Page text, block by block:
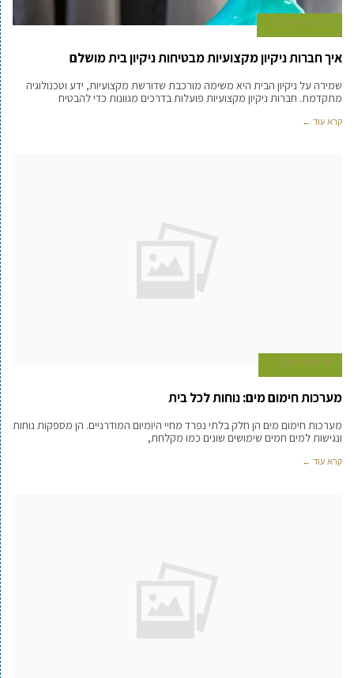
20 ביולי 2024
איך חברות ניקיון מקצועיות מבטיחות ניקיון בית מושלם
שמירה על ניקיון הבית היא משימה מורכבת שדורשת מקצועיות, ידע וטכנולוגיה
מתקדמת. חברות ניקיון מקצועיות פועלות בדרכים מגוונות כדי להבטיח
קרא עוד ←
18 ביולי 2024
מערכות חימום מים: נוחות לכל בית
מערכות חימום מים הן חלק בלתי נפרד מחיי היומיום המודרניים. הן מספקות נוחות
ונגישות למים חמים שימושים שונים כמו מקלחת,
קרא עוד ←